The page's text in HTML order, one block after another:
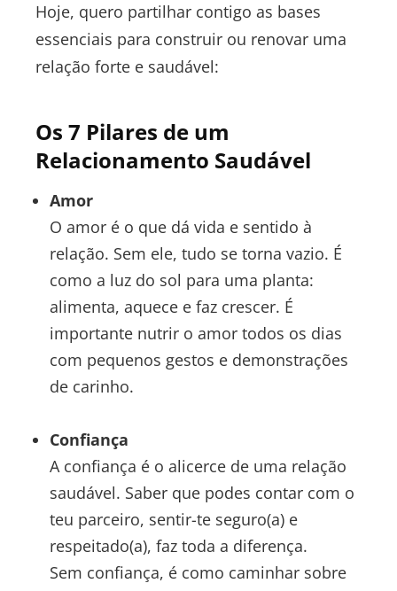
Hoje, quero partilhar contigo as bases
essenciais para construir ou renovar uma
relação forte e saudável:
Os 7 Pilares de um
Relacionamento Saudável
Amor
O amor é o que dá vida e sentido à
relação. Sem ele, tudo se torna vazio. É
como a luz do sol para uma planta:
alimenta, aquece e faz crescer. É
importante nutrir o amor todos os dias
com pequenos gestos e demonstrações
de carinho.
Confiança
A confiança é o alicerce de uma relação
saudável. Saber que podes contar com o
teu parceiro, sentir-te seguro(a) e
respeitado(a), faz toda a diferença.
Sem confiança, é como caminhar sobre